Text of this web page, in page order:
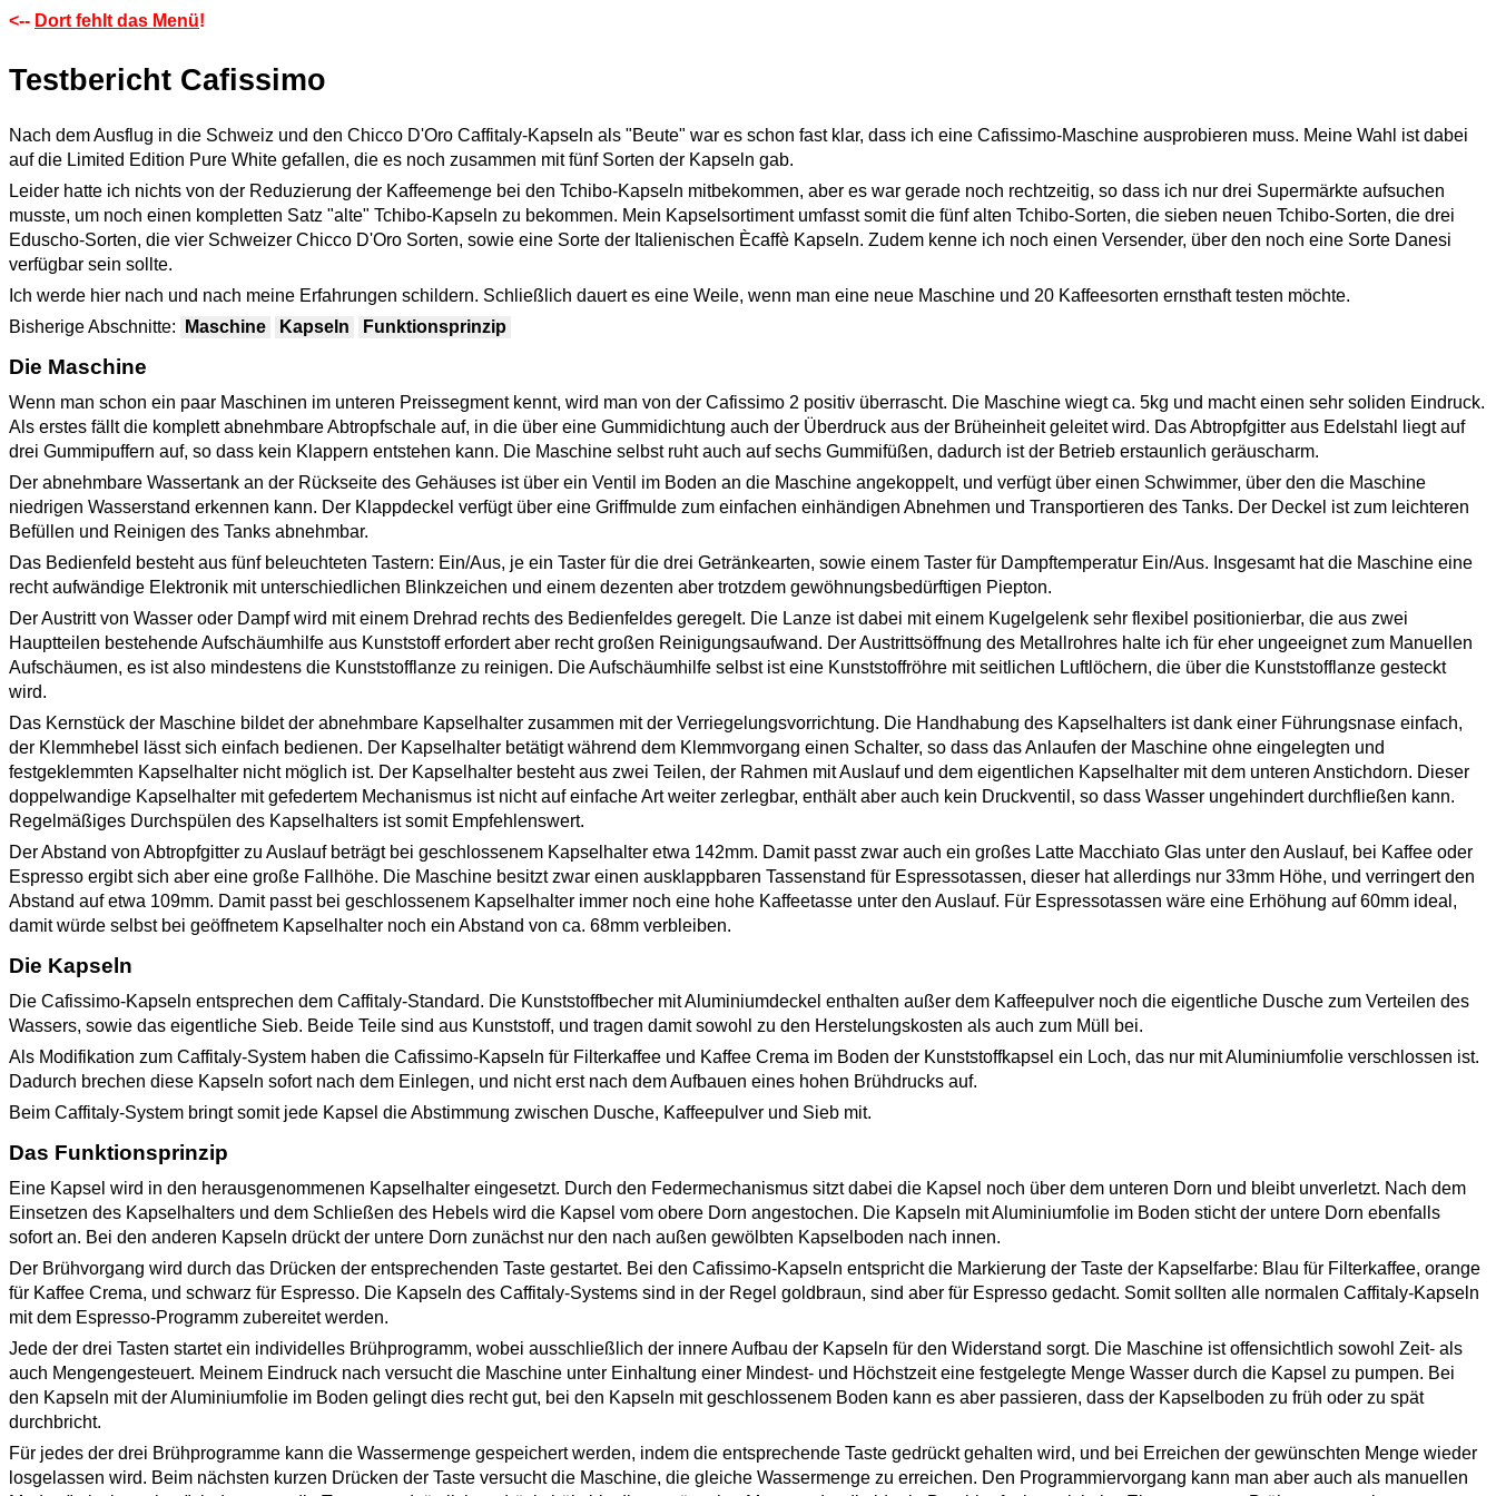
<-- Dort fehlt das Menü!
Testbericht Cafissimo
Nach dem Ausflug in die Schweiz und den Chicco D'Oro Caffitaly-Kapseln als "Beute" war es schon fast klar, dass ich eine Cafissimo-Maschine ausprobieren muss. Meine Wahl ist dabei
auf die Limited Edition Pure White gefallen, die es noch zusammen mit fünf Sorten der Kapseln gab.
Leider hatte ich nichts von der Reduzierung der Kaffeemenge bei den Tchibo-Kapseln mitbekommen, aber es war gerade noch rechtzeitig, so dass ich nur drei Supermärkte aufsuchen
musste, um noch einen kompletten Satz "alte" Tchibo-Kapseln zu bekommen. Mein Kapselsortiment umfasst somit die fünf alten Tchibo-Sorten, die sieben neuen Tchibo-Sorten, die drei
Eduscho-Sorten, die vier Schweizer Chicco D'Oro Sorten, sowie eine Sorte der Italienischen Ècaffè Kapseln. Zudem kenne ich noch einen Versender, über den noch eine Sorte Danesi
verfügbar sein sollte.
Ich werde hier nach und nach meine Erfahrungen schildern. Schließlich dauert es eine Weile, wenn man eine neue Maschine und 20 Kaffeesorten ernsthaft testen möchte.
Bisherige Abschnitte:
Maschine Kapseln Funktionsprinzip
Die Maschine
Wenn man schon ein paar Maschinen im unteren Preissegment kennt, wird man von der Cafissimo 2 positiv überrascht. Die Maschine wiegt ca. 5kg und macht einen sehr soliden Eindruck.
Als erstes fällt die komplett abnehmbare Abtropfschale auf, in die über eine Gummidichtung auch der Überdruck aus der Brüheinheit geleitet wird. Das Abtropfgitter aus Edelstahl liegt auf
drei Gummipuffern auf, so dass kein Klappern entstehen kann. Die Maschine selbst ruht auch auf sechs Gummifüßen, dadurch ist der Betrieb erstaunlich geräuscharm.
Der abnehmbare Wassertank an der Rückseite des Gehäuses ist über ein Ventil im Boden an die Maschine angekoppelt, und verfügt über einen Schwimmer, über den die Maschine
niedrigen Wasserstand erkennen kann. Der Klappdeckel verfügt über eine Griffmulde zum einfachen einhändigen Abnehmen und Transportieren des Tanks. Der Deckel ist zum leichteren
Befüllen und Reinigen des Tanks abnehmbar.
Das Bedienfeld besteht aus fünf beleuchteten Tastern: Ein/Aus, je ein Taster für die drei Getränkearten, sowie einem Taster für Dampftemperatur Ein/Aus. Insgesamt hat die Maschine eine
recht aufwändige Elektronik mit unterschiedlichen Blinkzeichen und einem dezenten aber trotzdem gewöhnungsbedürftigen Piepton.
Der Austritt von Wasser oder Dampf wird mit einem Drehrad rechts des Bedienfeldes geregelt. Die Lanze ist dabei mit einem Kugelgelenk sehr flexibel positionierbar, die aus zwei
Hauptteilen bestehende Aufschäumhilfe aus Kunststoff erfordert aber recht großen Reinigungsaufwand. Der Austrittsöffnung des Metallrohres halte ich für eher ungeeignet zum Manuellen
Aufschäumen, es ist also mindestens die Kunststofflanze zu reinigen. Die Aufschäumhilfe selbst ist eine Kunststoffröhre mit seitlichen Luftlöchern, die über die Kunststofflanze gesteckt
wird.
Das Kernstück der Maschine bildet der abnehmbare Kapselhalter zusammen mit der Verriegelungsvorrichtung. Die Handhabung des Kapselhalters ist dank einer Führungsnase einfach,
der Klemmhebel lässt sich einfach bedienen. Der Kapselhalter betätigt während dem Klemmvorgang einen Schalter, so dass das Anlaufen der Maschine ohne eingelegten und
festgeklemmten Kapselhalter nicht möglich ist. Der Kapselhalter besteht aus zwei Teilen, der Rahmen mit Auslauf und dem eigentlichen Kapselhalter mit dem unteren Anstichdorn. Dieser
doppelwandige Kapselhalter mit gefedertem Mechanismus ist nicht auf einfache Art weiter zerlegbar, enthält aber auch kein Druckventil, so dass Wasser ungehindert durchfließen kann.
Regelmäßiges Durchspülen des Kapselhalters ist somit Empfehlenswert.
Der Abstand von Abtropfgitter zu Auslauf beträgt bei geschlossenem Kapselhalter etwa 142mm. Damit passt zwar auch ein großes Latte Macchiato Glas unter den Auslauf, bei Kaffee oder
Espresso ergibt sich aber eine große Fallhöhe. Die Maschine besitzt zwar einen ausklappbaren Tassenstand für Espressotassen, dieser hat allerdings nur 33mm Höhe, und verringert den
Abstand auf etwa 109mm. Damit passt bei geschlossenem Kapselhalter immer noch eine hohe Kaffeetasse unter den Auslauf. Für Espressotassen wäre eine Erhöhung auf 60mm ideal,
damit würde selbst bei geöffnetem Kapselhalter noch ein Abstand von ca. 68mm verbleiben.
Die Kapseln
Die Cafissimo-Kapseln entsprechen dem Caffitaly-Standard. Die Kunststoffbecher mit Aluminiumdeckel enthalten außer dem Kaffeepulver noch die eigentliche Dusche zum Verteilen des
Wassers, sowie das eigentliche Sieb. Beide Teile sind aus Kunststoff, und tragen damit sowohl zu den Herstelungskosten als auch zum Müll bei.
Als Modifikation zum Caffitaly-System haben die Cafissimo-Kapseln für Filterkaffee und Kaffee Crema im Boden der Kunststoffkapsel ein Loch, das nur mit Aluminiumfolie verschlossen ist.
Dadurch brechen diese Kapseln sofort nach dem Einlegen, und nicht erst nach dem Aufbauen eines hohen Brühdrucks auf.
Beim Caffitaly-System bringt somit jede Kapsel die Abstimmung zwischen Dusche, Kaffeepulver und Sieb mit.
Das Funktionsprinzip
Eine Kapsel wird in den herausgenommenen Kapselhalter eingesetzt. Durch den Federmechanismus sitzt dabei die Kapsel noch über dem unteren Dorn und bleibt unverletzt. Nach dem
Einsetzen des Kapselhalters und dem Schließen des Hebels wird die Kapsel vom obere Dorn angestochen. Die Kapseln mit Aluminiumfolie im Boden sticht der untere Dorn ebenfalls
sofort an. Bei den anderen Kapseln drückt der untere Dorn zunächst nur den nach außen gewölbten Kapselboden nach innen.
Der Brühvorgang wird durch das Drücken der entsprechenden Taste gestartet. Bei den Cafissimo-Kapseln entspricht die Markierung der Taste der Kapselfarbe: Blau für Filterkaffee, orange
für Kaffee Crema, und schwarz für Espresso. Die Kapseln des Caffitaly-Systems sind in der Regel goldbraun, sind aber für Espresso gedacht. Somit sollten alle normalen Caffitaly-Kapseln
mit dem Espresso-Programm zubereitet werden.
Jede der drei Tasten startet ein individelles Brühprogramm, wobei ausschließlich der innere Aufbau der Kapseln für den Widerstand sorgt. Die Maschine ist offensichtlich sowohl Zeit- als
auch Mengengesteuert. Meinem Eindruck nach versucht die Maschine unter Einhaltung einer Mindest- und Höchstzeit eine festgelegte Menge Wasser durch die Kapsel zu pumpen. Bei
den Kapseln mit der Aluminiumfolie im Boden gelingt dies recht gut, bei den Kapseln mit geschlossenem Boden kann es aber passieren, dass der Kapselboden zu früh oder zu spät
durchbricht.
Für jedes der drei Brühprogramme kann die Wassermenge gespeichert werden, indem die entsprechende Taste gedrückt gehalten wird, und bei Erreichen der gewünschten Menge wieder
losgelassen wird. Beim nächsten kurzen Drücken der Taste versucht die Maschine, die gleiche Wassermenge zu erreichen. Den Programmiervorgang kann man aber auch als manuellen